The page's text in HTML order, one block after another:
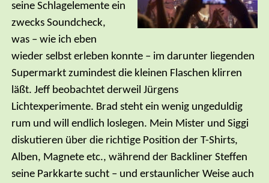
seine Schlagelemente ein
zwecks Soundcheck,
was – wie ich eben
wieder selbst erleben konnte – im darunter liegenden
Supermarkt zumindest die kleinen Flaschen klirren
läßt. Jeff beobachtet derweil Jürgens
Lichtexperimente. Brad steht ein wenig ungeduldig
rum und will endlich loslegen. Mein Mister und Siggi
diskutieren über die richtige Position der T-Shirts,
Alben, Magnete etc., während der Backliner Steffen
seine Parkkarte sucht – und erstaunlicher Weise auch